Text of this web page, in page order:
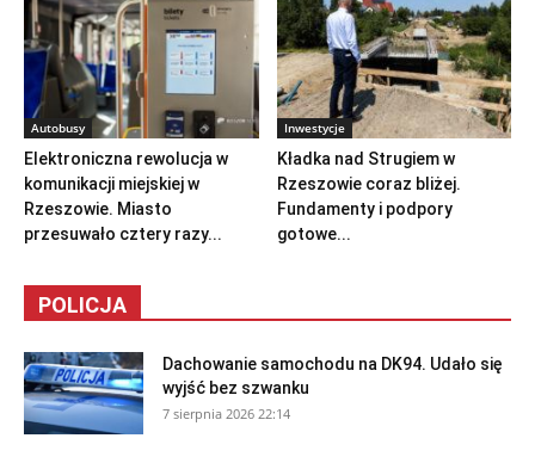
Autobusy
Elektroniczna rewolucja w
komunikacji miejskiej w
Rzeszowie. Miasto
przesuwało cztery razy...
Inwestycje
Kładka nad Strugiem w
Rzeszowie coraz bliżej.
Fundamenty i podpory
gotowe...
POLICJA
Dachowanie samochodu na DK94. Udało się
wyjść bez szwanku
7 sierpnia 2026 22:14